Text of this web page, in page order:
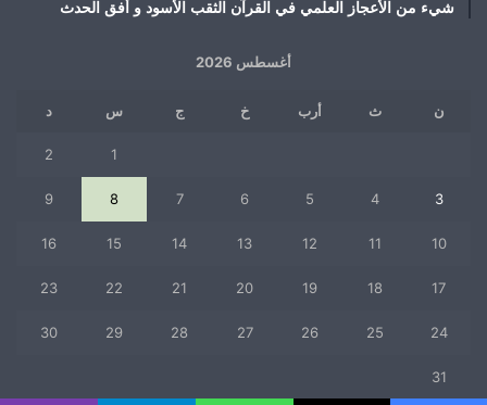
شيء من الأعجاز العلمي في القرآن الثقب الأسود و أفق الحدث
أغسطس 2026
ن ث أرب خ ج س د
1
2
3
4
5
6
7
8
9
10
11
12
13
14
15
16
17
18
19
20
21
22
23
24
25
26
27
28
29
30
31